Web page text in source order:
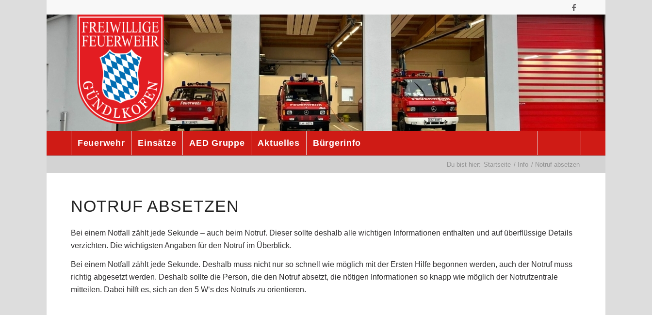
Feuerwehr Einsätze AED Gruppe Aktuelles Bürgerinfo
Du bist hier: Startseite / Info / Notruf absetzen
NOTRUF ABSETZEN
Bei einem Notfall zählt jede Sekunde – auch beim Notruf. Dieser sollte deshalb alle wichtigen Informationen enthalten und auf überflüssige Details
verzichten. Die wichtigsten Angaben für den Notruf im Überblick.
Bei einem Notfall zählt jede Sekunde. Deshalb muss nicht nur so schnell wie möglich mit der Ersten Hilfe begonnen werden, auch der Notruf muss
richtig abgesetzt werden. Deshalb sollte die Person, die den Notruf absetzt, die nötigen Informationen so knapp wie möglich der Notrufzentrale
mitteilen. Dabei hilft es, sich an den 5 W‘s des Notrufs zu orientieren.